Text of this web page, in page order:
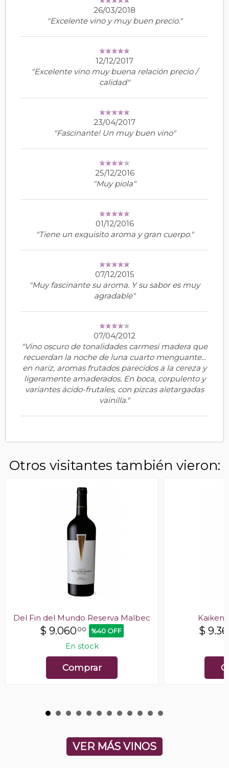
26/03/2018
"Excelente vino y muy buen precio."
12/12/2017
"Excelente vino muy buena relación precio /
calidad"
23/04/2017
"Fascinante! Un muy buen vino"
25/12/2016
"Muy piola"
01/12/2016
"Tiene un exquisito aroma y gran cuerpo."
07/12/2015
"Muy fascinante su aroma. Y su sabor es muy
agradable"
07/04/2012
"Vino oscuro de tonalidades carmesí madera que
recuerdan la noche de luna cuarto menguante...
en nariz, aromas frutados parecidos a la cereza y
ligeramente amaderados. En boca, corpulento y
variantes ácido-frutales, con pizcas aletargadas
vainilla."
Otros visitantes también vieron:
Del Fin del Mundo Reserva Malbec
$ 9.06000 %40 OFF
En stock
Comprar
Kaiken
$
VER MÁS VINOS